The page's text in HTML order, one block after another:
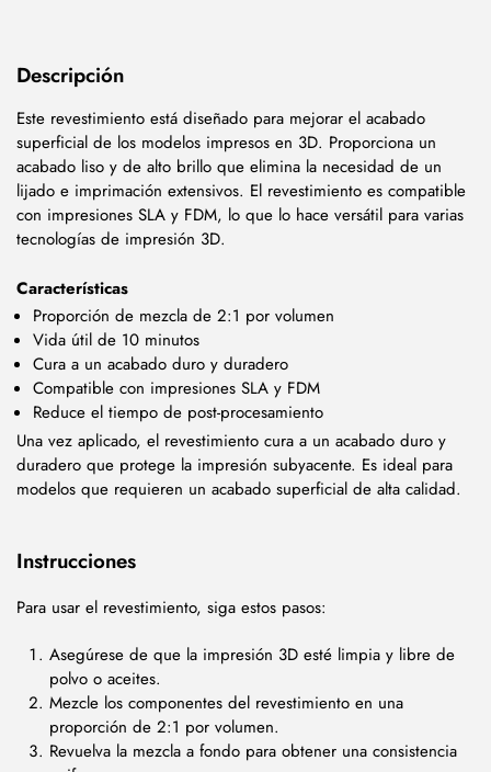
Descripción
Este revestimiento está diseñado para mejorar el acabado
superficial de los modelos impresos en 3D. Proporciona un
acabado liso y de alto brillo que elimina la necesidad de un
lijado e imprimación extensivos. El revestimiento es compatible
con impresiones SLA y FDM, lo que lo hace versátil para varias
tecnologías de impresión 3D.
Características
Proporción de mezcla de 2:1 por volumen
Vida útil de 10 minutos
Cura a un acabado duro y duradero
Compatible con impresiones SLA y FDM
Reduce el tiempo de post-procesamiento
Una vez aplicado, el revestimiento cura a un acabado duro y
duradero que protege la impresión subyacente. Es ideal para
modelos que requieren un acabado superficial de alta calidad.
Instrucciones
Para usar el revestimiento, siga estos pasos:
Asegúrese de que la impresión 3D esté limpia y libre de
polvo o aceites.
Mezcle los componentes del revestimiento en una
proporción de 2:1 por volumen.
Revuelva la mezcla a fondo para obtener una consistencia